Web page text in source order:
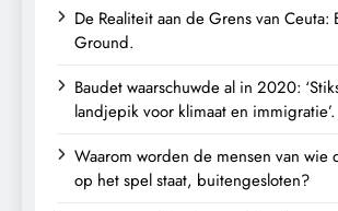
De Realiteit aan de Grens van Ceuta:
Ground.
Baudet waarschuwde al in 2020:
landjepik voor klimaat en immigratie’.
Waarom worden de mensen van wie
op het spel staat, buitengesloten?